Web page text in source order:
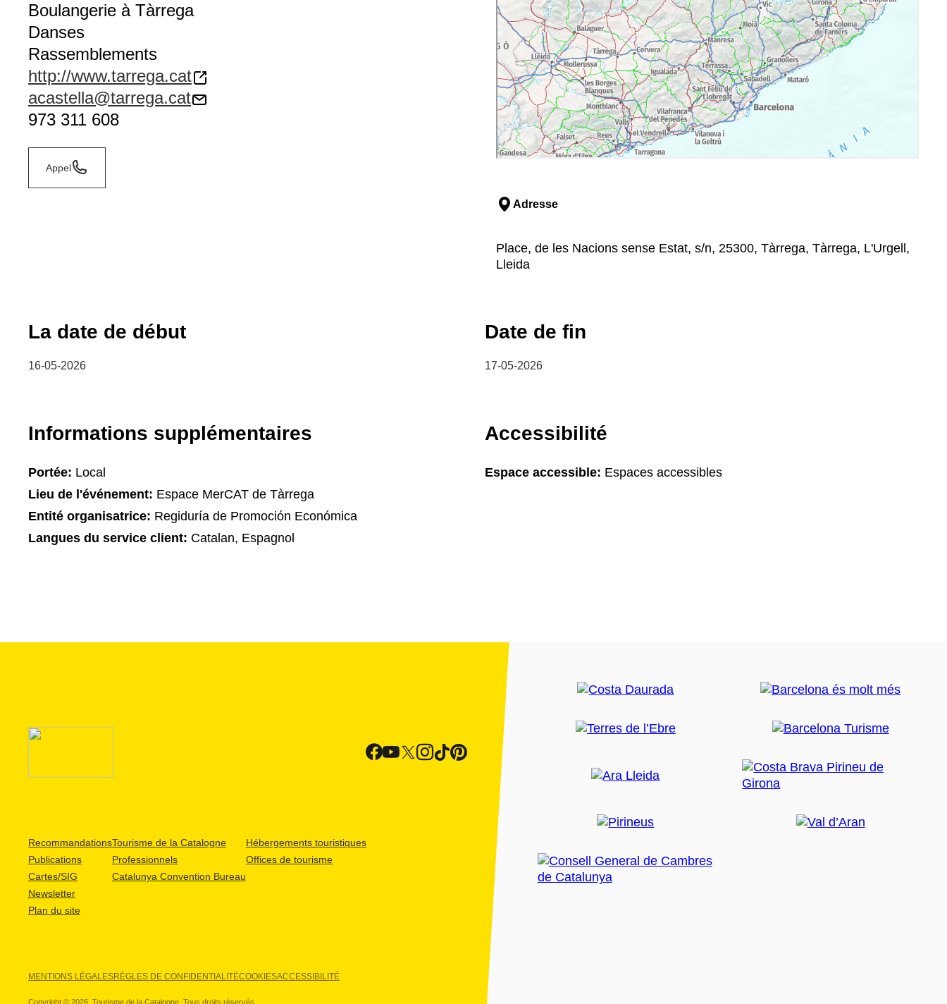
Boulangerie à Tàrrega
Danses
Rassemblements
http://www.tarrega.cat
acastella@tarrega.cat
973 311 608
Appel
Adresse
Place, de les Nacions sense Estat, s/n, 25300, Tàrrega, Tàrrega, L'Urgell,
Lleida
La date de début
16-05-2026
Date de fin
17-05-2026
Informations supplémentaires
Portée: Local
Lieu de l'événement: Espace MerCAT de Tàrrega
Entité organisatrice: Regiduría de Promoción Económica
Langues du service client: Catalan, Espagnol
Accessibilité
Espace accessible: Espaces accessibles
Recommandations
Publications
Cartes/SIG
Newsletter
Plan du site
Tourisme de la Catalogne
Professionnels
Catalunya Convention Bureau
Hébergements touristiques
Offices de tourisme
MENTIONS LÉGALESRÈGLES DE CONFIDENTIALITÉCOOKIESACCESSIBILITÉ
Copyright © 2026. Tourisme de la Catalogne. Tous droits réservés.